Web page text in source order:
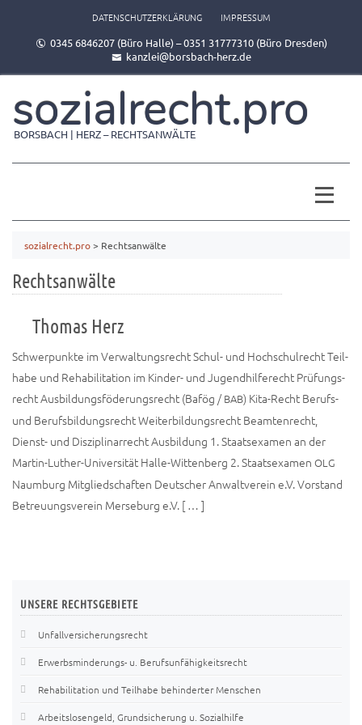
DATENSCHUTZERKLÄRUNG IMPRESSUM
0345 6846207 (Büro Halle) – 0351 31777310 (Büro Dresden)
kanzlei@borsbach-herz.de
sozialrecht.pro
BORSBACH | HERZ – RECHTSANWÄLTE
sozialrecht.pro> Rechtsanwälte
Rechtsanwälte
Thomas Herz
Schwer­punk­te im Ver­wal­tungs­recht Schul- und Hoch­schul­recht Teil­
ha­be und Reha­bi­li­ta­ti­on im Kin­­der- und Jugend­hil­fe­recht Prü­fungs­
recht Aus­bil­dungs­fö­de­rungs­recht (Bafög /BAB) Kita-Recht Berufs-
und Berufs­bil­dungs­recht Wei­ter­bil­dungs­recht Beam­ten­recht,
Dienst- und Dis­zi­pli­nar­recht Aus­bil­dung 1. Staats­examen an der
Mar­­tin-Luther-Uni­­ver­­­si­­tät Hal­le-Wit­ten­berg 2. Staats­examen OLG
Naum­burg Mit­glied­schaf­ten Deut­scher Anwalt­ver­ein e.V. Vor­stand
Betreu­ungs­ver­ein Mer­se­burg e.V. [ … ]
UNSERE RECHTSGEBIETE
Unfallversicherungsrecht
Erwerbsminderungs- u. Berufsunfähigkeitsrecht
Rehabilitation und Teilhabe behinderter Menschen
Arbeitslosengeld, Grundsicherung u. Sozialhilfe